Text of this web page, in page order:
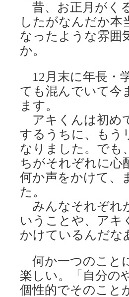
昔、お正月がく
したがなんだか本
なったような雰囲
か。
12月末に年長・
ても混んでいて今
ます。
アキくんは初め
するうちに、もう
なりました。でも
ちがそれぞれに心
何か声をかけて、
た。
みんなそれぞれ
いうことや、アキ
かけているんだな
何か一つのこと
楽しい。「自分の
個性的でそのこと